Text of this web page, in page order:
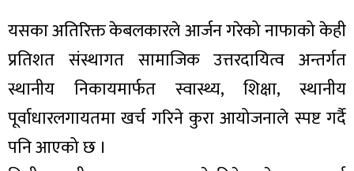
यसका अतिरिक्त केबलकारले आर्जन गरेको नाफाको केही
प्रतिशत संस्थागत सामाजिक उत्तरदायित्व अन्तर्गत
स्थानीय निकायमार्फत स्वास्थ्य, शिक्षा, स्थानीय
पूर्वाधारलगायतमा खर्च गरिने कुरा आयोजनाले स्पष्ट गर्दै
पनि आएको छ ।